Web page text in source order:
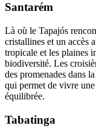
Santarém
Là où le Tapajós
cristallines et un accès
tropicale et les plaines
biodiversité. Les
des promenades dans
qui permet de vivre
équilibrée.
Tabatinga